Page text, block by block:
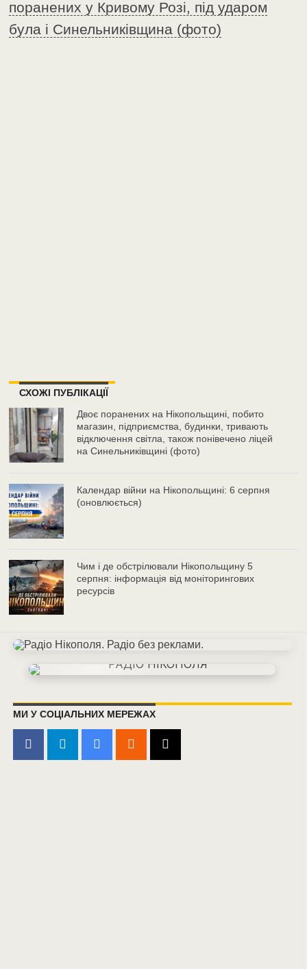
поранених у Кривому Розі, під ударом
була і Синельниківщина (фото)
СХОЖІ ПУБЛІКАЦІЇ
Двоє поранених на Нікопольщині, побито
магазин, підприємства, будинки, тривають
відключення світла, також понівечено ліцей
на Синельниківщині (фото)
Календар війни на Нікопольщині: 6 серпня
(оновлюється)
Чим і де обстрілювали Нікопольщину 5
серпня: інформація від моніторингових
ресурсів
МИ У СОЦІАЛЬНИХ МЕРЕЖАХ